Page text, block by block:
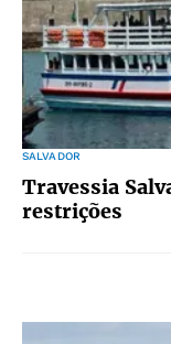
SALVADOR
Travessia
restrições